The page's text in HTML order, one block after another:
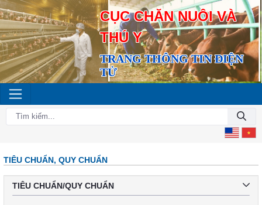
CỤC CHĂN NUÔI VÀ
THÚ Y
TRANG THÔNG TIN ĐIỆN
TỬ
TIÊU CHUẨN, QUY CHUẨN
TIÊU CHUẨN/QUY CHUẨN